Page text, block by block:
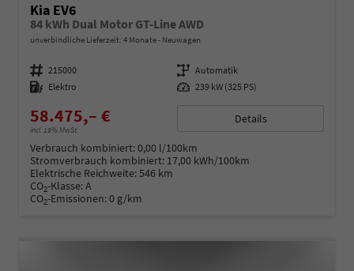
Kia EV6
84 kWh Dual Motor GT-Line AWD
unverbindliche Lieferzeit: 4 Monate Neuwagen
Fahrzeugnummer 215000 Getriebe Automatik
Kraftstoff Elektro Leistung 239 kW (325 PS)
58.475,– €
incl. 19% MwSt.
Details
Verbrauch kombiniert:0,00 l/100km
Stromverbrauch kombiniert: 17,00 kWh/100km
Elektrische Reichweite:546 km
CO2-Klasse:A
CO2-Emissionen:0 g/km